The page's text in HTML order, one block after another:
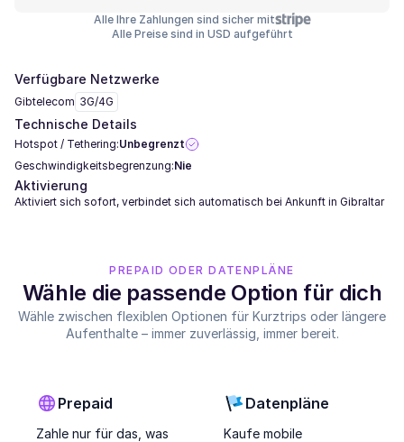
Alle Ihre Zahlungen sind sicher mit
Alle Preise sind in USD aufgeführt
Verfügbare Netzwerke
Gibtelecom 3G/4G
Technische Details
Hotspot / Tethering:Unbegrenzt
Geschwindigkeitsbegrenzung:Nie
Aktivierung
Aktiviert sich sofort, verbindet sich automatisch bei Ankunft in Gibraltar
PREPAID ODER DATENPLÄNE
Wähle die passende Option für dich
Wähle zwischen flexiblen Optionen für Kurztrips oder längere
Aufenthalte – immer zuverlässig, immer bereit.
Prepaid
Zahle nur für das, was
Datenpläne
Kaufe mobile